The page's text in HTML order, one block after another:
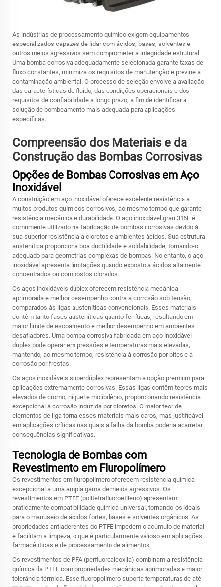
As indústrias de processamento químico exigem equipamentos
especializados capazes de lidar com ácidos, bases, solventes e
outros meios agressivos sem comprometer a integridade estrutural.
Uma bomba corrosiva adequadamente selecionada garante taxas de
fluxo constantes, minimiza os requisitos de manutenção e previne a
contaminação ambiental. O processo de seleção envolve a avaliação
das características do fluido, das condições operacionais e dos
requisitos de confiabilidade a longo prazo, a fim de identificar a
solução de bombeamento mais adequada para aplicações
específicas.
Compreensão dos Materiais e da
Construção das Bombas Corrosivas
Opções de Bombas Corrosivas em Aço
Inoxidável
A construção em aço inoxidável oferece excelente resistência a
muitos produtos químicos corrosivos, ao mesmo tempo que garante
resistência mecânica e durabilidade. O aço inoxidável grau 316L é
comumente utilizado na fabricação de bombas corrosivas devido à
sua superior resistência a cloretos e ambientes ácidos. Sua estrutura
austenítica proporciona boa ductilidade e soldabilidade, tornando-o
adequado para geometrias complexas de bombas. No entanto, o aço
inoxidável apresenta limitações quando exposto a ácidos altamente
concentrados ou compostos clorados.
Os aços inoxidáveis duplex oferecem resistência mecânica
aprimorada e melhor desempenho contra a corrosão sob tensão,
comparados às ligas austeníticas convencionais. Esses materiais
contêm tanto fases austeníticas quanto ferríticas, resultando em
maior limite de escoamento e melhor desempenho em ambientes
desafiadores. Uma bomba corrosiva fabricada em aço inoxidável
duplex pode operar em pressões e temperaturas mais elevadas,
mantendo, ao mesmo tempo, resistência à corrosão por pites e à
corrosão por frestas.
Os aços inoxidáveis superdúplex representam a opção premium para
aplicações extremamente corrosivas. Essas ligas contêm teores mais
elevados de cromo, níquel e molibdênio, proporcionando resistência
excepcional à corrosão induzida por cloretos. O maior teor de
elementos de liga torna esses materiais mais caros, mas justificável
em aplicações críticas nas quais a falha da bomba poderia acarretar
consequências significativas.
Tecnologia de Bombas com
Revestimento em Fluropolímero
Os revestimentos em fluropolímero oferecem resistência química
excepcional a uma ampla gama de meios agressivos. Os
revestimentos em PTFE (politetrafluoroetileno) apresentam
praticamente compatibilidade química universal, tornando-os ideais
para o manuseio de ácidos fortes, bases e solventes orgânicos. As
propriedades antiaderentes do PTFE impedem o acúmulo de material
e facilitam a limpeza, o que é particularmente valioso em aplicações
farmacêuticas e de processamento de alimentos.
Os revestimentos de PFA (perfluoroalcoxila) combinam a resistência
química da PTFE com propriedades mecânicas aprimoradas e maior
tolerância térmica. Esse fluoropolímero suporta temperaturas de até